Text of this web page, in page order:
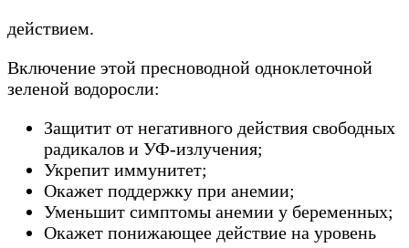
действием.
Включение этой пресноводной одноклеточной
зеленой водоросли:
Защитит от негативного действия свободных
радикалов и УФ-излучения;
Укрепит иммунитет;
Окажет поддержку при анемии;
Уменьшит симптомы анемии у беременных;
Окажет понижающее действие на уровень